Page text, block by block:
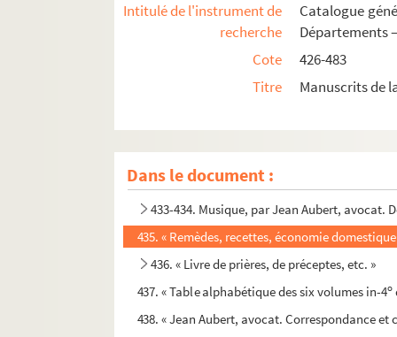
Intitulé de l'instrument de
recherche
Catalogue
Départements
Cote
426-483
Titre
Manuscrits de
Dans le document :
426. Le Coran, manuscrit arabe
427. Traité des sommités de vérités
430. Musique. Pièces diverses
431. « Papiers et musique de Jean-Baptiste
432. « Acis et Galatée. » — « Pastorale
433-434. Musique, par Jean Aubert, avocat.
435. « Remèdes, recettes, économie
436. « Livre de prières, de préceptes, etc. »
437. « Table alphabétique des six volumes in-4o
438. « Jean Aubert, avocat. Correspondance